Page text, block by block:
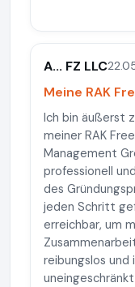
A... FZ LLC
Meine RAK
Ich bin äußerst
meiner RAK
Management
professionell
des
jeden Schritt
erreichbar, um
reibungslos und